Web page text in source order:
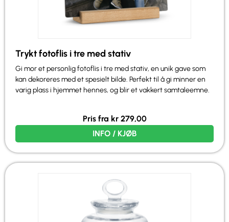
Trykt fotoflis i tre med stativ
Gi mor et personlig fotoflis i tre med stativ, en unik gave som
kan dekoreres med et spesielt bilde. Perfekt til å gi minner en
varig plass i hjemmet hennes, og blir et vakkert samtaleemne.
Pris fra kr279,00
INFO / KJØB